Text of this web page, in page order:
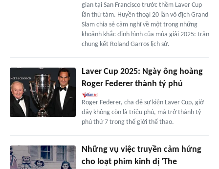
gian tại San Francisco trước thềm Laver Cup
lần thứ tám. Huyền thoại 20 lần vô địch Grand
Slam chia sẻ cảm nghĩ về một trong những
khoảnh khắc định hình của mùa giải 2025: trận
chung kết Roland Garros lịch sử.
Laver Cup 2025: Ngày ông hoàng
Roger Federer thành tỷ phú
Roger Federer, cha đẻ sự kiện Laver Cup, giờ
đây không còn là triệu phú, mà trở thành tỷ
phú thứ 7 trong thế giới thể thao.
Những vụ việc truyền cảm hứng
cho loạt phim kinh dị 'The